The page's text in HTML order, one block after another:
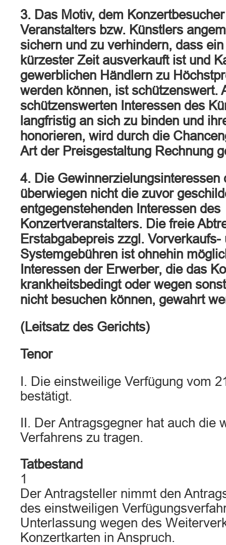
3. Das Motiv, dem
Veranstalters bzw. Künstlers
sichern und zu verhindern, dass
kürzester Zeit ausverkauft ist und
gewerblichen Händlern zu
werden können, ist schützenswert.
schützenswerten Interessen des
langfristig an sich zu binden und
honorieren, wird durch die
Art der Preisgestaltung Rechnung
4. Die Gewinnerzielungsinteressen
überwiegen nicht die zuvor
entgegenstehenden Interessen des
Konzertveranstalters. Die freie
Erstabgabepreis zzgl. Vorverkaufs-
Systemgebühren ist ohnehin
Interessen der Erwerber, die das
krankheitsbedingt oder wegen
nicht besuchen können, gewahrt
(Leitsatz des Gerichts)
Tenor
I. Die einstweilige Verfügung vom
bestätigt.
II. Der Antragsgegner hat auch die
Verfahrens zu tragen.
Tatbestand
1
Der Antragsteller nimmt den
des einstweiligen
Unterlassung wegen des
Konzertkarten in Anspruch.